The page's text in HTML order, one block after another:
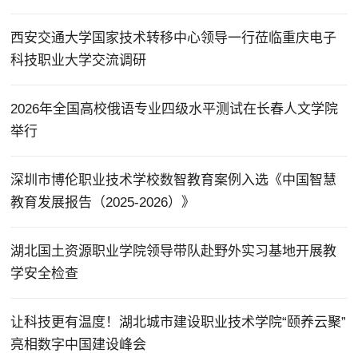
西安交通大学国家技术转移中心领导一行莅临重庆电子
科技职业大学交流调研
2026年全国高校俄语专业四级水平测试在长春人文学院
举行
深圳市博伦职业技术学校数智教育案例入选《中国智慧
教育发展报告（2025-2026）》
湖北国土资源职业学院领导带队赴野外实习基地开展教
学安全检查
让科技更有温度！湖北城市建设职业技术学院“颐养云聚”
亮相数字中国建设峰会